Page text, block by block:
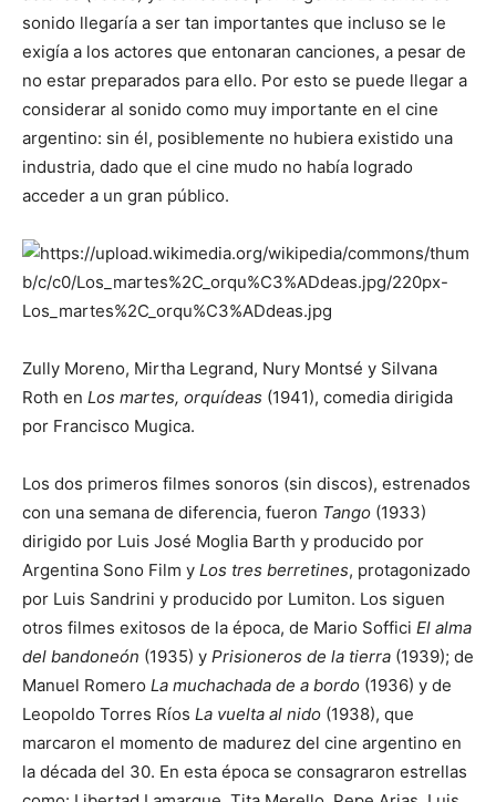
sonido llegaría a ser tan importantes que incluso se le
exigía a los actores que entonaran canciones, a pesar de
no estar preparados para ello. Por esto se puede llegar a
considerar al sonido como muy importante en el cine
argentino: sin él, posiblemente no hubiera existido una
industria, dado que el cine mudo no había logrado
acceder a un gran público.
Zully Moreno, Mirtha Legrand, Nury Montsé y Silvana
Roth en Los martes, orquídeas (1941), comedia dirigida
por Francisco Mugica.
Los dos primeros filmes sonoros (sin discos), estrenados
con una semana de diferencia, fueron Tango (1933)
dirigido por Luis José Moglia Barth y producido por
Argentina Sono Film y Los tres berretines, protagonizado
por Luis Sandrini y producido por Lumiton. Los siguen
otros filmes exitosos de la época, de Mario Soffici El alma
del bandoneón (1935) y Prisioneros de la tierra (1939); de
Manuel Romero La muchachada de a bordo (1936) y de
Leopoldo Torres Ríos La vuelta al nido (1938), que
marcaron el momento de madurez del cine argentino en
la década del 30. En esta época se consagraron estrellas